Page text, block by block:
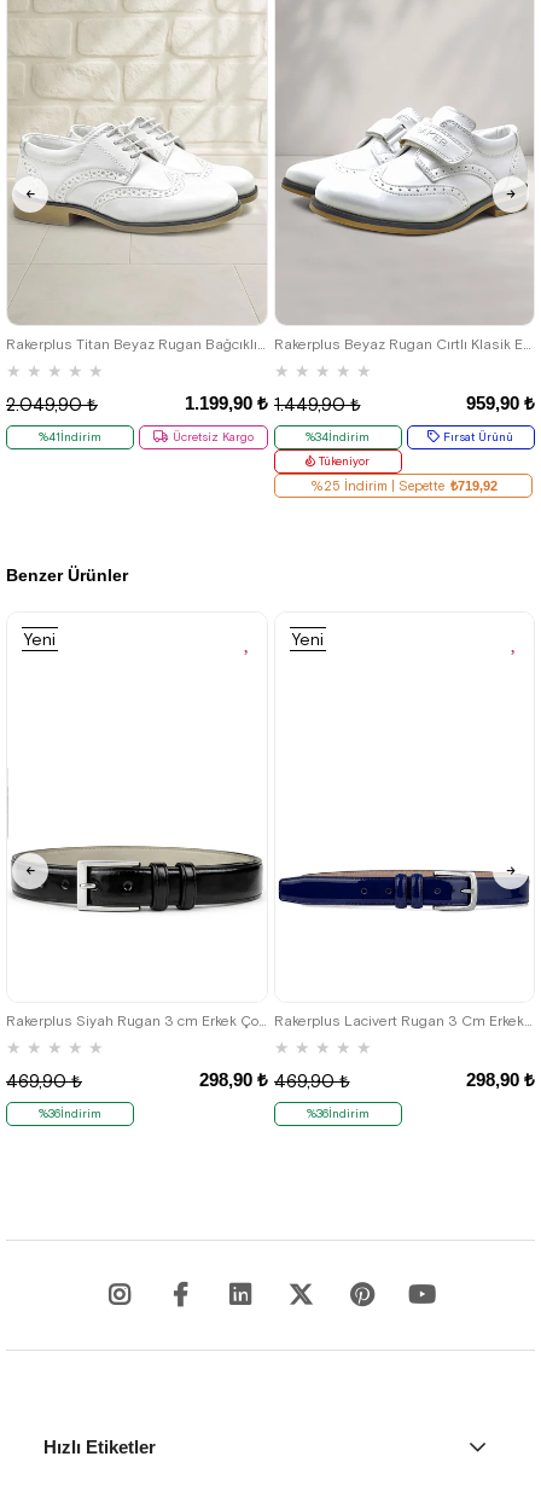
Benzer Ürünler
Rakerplus Siyah Rugan 3 cm Erkek Çocuk Kemeri (85-110cm)
★ ★ ★ ★ ★
298,90 ₺
469,90 ₺
%36İndirim
Yeni
Rakerplus Lacivert Rugan 3 Cm Erkek Çocuk Kemeri (85- 110 Cm)
★ ★ ★ ★ ★
298,90 ₺
469,90 ₺
%36İndirim
Yeni
Rakerplus Titan Beyaz Rugan Bağcıklı Klasik Erkek Çocuk Klasik Ayakkabı
★ ★ ★ ★ ★
1.199,90 ₺
2.049,90 ₺
%41İndirim Ücretsiz Kargo
32
39
Rakerplus Beyaz Rugan Cırtlı Klasik Erkek Çocuk Ayakkabı
★ ★ ★ ★ ★
959,90 ₺
1.449,90 ₺
%34İndirim
Fırsat Ürünü
Tükeniyor
%25 İndirim | Sepette ₺719,92
Hızlı Etiketler